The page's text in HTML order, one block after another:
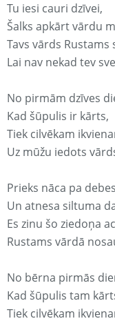
Tu iesi cauri dzīvei,
Šalks apkārt vārdu
Tavs vārds
Lai nav nekad tev
No pirmām dzīves
Kad šūpulis ir kārts,
Tiek cilvēkam
Uz mūžu iedots
Prieks nāca pa
Un atnesa siltuma
Es zinu šo ziedoņa
Rustams vārdā
No bērna pirmās
Kad šūpulis tam
Tiek cilvēkam